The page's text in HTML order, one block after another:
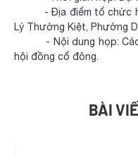
- Địa điểm tổ chức
Lý Thường Kiệt, Phường
- Nội dung họp: Các
hội đồng cổ đông.
BÀI